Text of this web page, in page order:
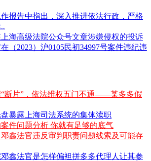
报告中指出，深入推进依法行政，严格
海高级法院公众号文章涉嫌侵权的投诉
（2023）沪0105民初34997号案件违纪违
断片”，依法维权五门不通——某多多假
暴露上海司法系统的集体渎职
件问题分析 你就有足够的底气
鑫法官违反审判职责问题线索及可能存
鑫法官是怎样偏袒拼多多代理人让其参